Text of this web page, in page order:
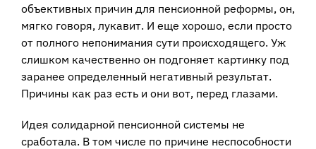
объективных причин для пенсионной реформы, он,
мягко говоря, лукавит. И еще хорошо, если просто
от полного непонимания сути происходящего. Уж
слишком качественно он подгоняет картинку под
заранее определенный негативный результат.
Причины как раз есть и они вот, перед глазами.
Идея солидарной пенсионной системы не
сработала. В том числе по причине неспособности